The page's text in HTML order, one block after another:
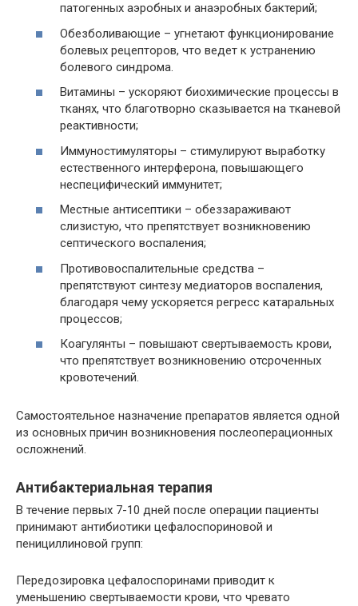
патогенных аэробных и анаэробных бактерий;
Обезболивающие – угнетают функционирование
болевых рецепторов, что ведет к устранению
болевого синдрома.
Витамины – ускоряют биохимические процессы в
тканях, что благотворно сказывается на тканевой
реактивности;
Иммуностимуляторы – стимулируют выработку
естественного интерферона, повышающего
неспецифический иммунитет;
Местные антисептики – обеззараживают
слизистую, что препятствует возникновению
септического воспаления;
Противовоспалительные средства –
препятствуют синтезу медиаторов воспаления,
благодаря чему ускоряется регресс катаральных
процессов;
Коагулянты – повышают свертываемость крови,
что препятствует возникновению отсроченных
кровотечений.
Самостоятельное назначение препаратов является одной
из основных причин возникновения послеоперационных
осложнений.
Антибактериальная терапия
В течение первых 7-10 дней после операции пациенты
принимают антибиотики цефалоспориновой и
пенициллиновой групп:
Передозировка цефалоспоринами приводит к
уменьшению свертываемости крови, что чревато